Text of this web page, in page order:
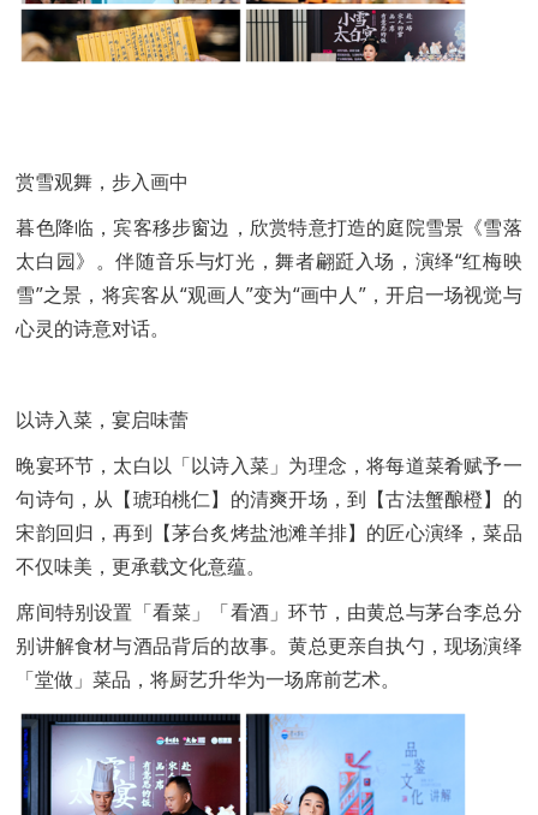
赏雪观舞，步入画中
暮色降临，宾客移步窗边，欣赏特意打造的庭院雪景《雪落
太白园》。伴随音乐与灯光，舞者翩跹入场，演绎“红梅映
雪”之景，将宾客从“观画人”变为“画中人”，开启一场视觉与
心灵的诗意对话。
以诗入菜，宴启味蕾
晚宴环节，太白以「以诗入菜」为理念，将每道菜肴赋予一
句诗句，从【琥珀桃仁】的清爽开场，到【古法蟹酿橙】的
宋韵回归，再到【茅台炙烤盐池滩羊排】的匠心演绎，菜品
不仅味美，更承载文化意蕴。
席间特别设置「看菜」「看酒」环节，由黄总与茅台李总分
别讲解食材与酒品背后的故事。黄总更亲自执勺，现场演绎
「堂做」菜品，将厨艺升华为一场席前艺术。